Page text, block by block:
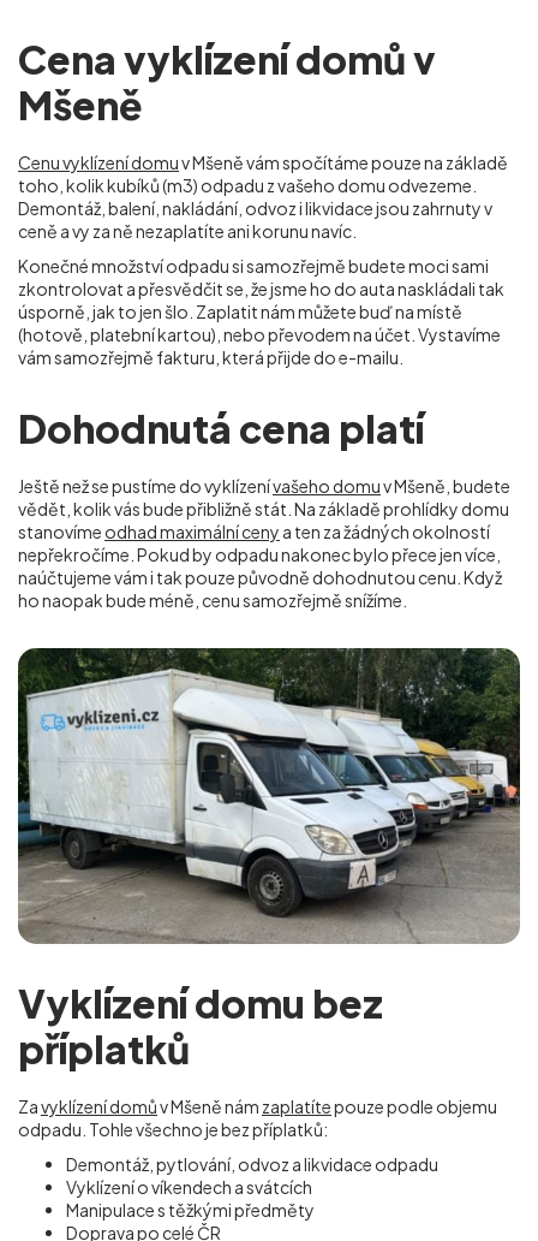
Cena vyklízení domů v
Mšeně
Cenu vyklízení domuv Mšeně vám spočítáme pouze na základě
toho, kolik kubíků (m3) odpadu z vašeho domu odvezeme.
Demontáž, balení, nakládání, odvoz i likvidace jsou zahrnuty v
ceně a vy za ně nezaplatíte ani korunu navíc.
Konečné množství odpadu si samozřejmě budete moci sami
zkontrolovat a přesvědčit se, že jsme ho do auta naskládali tak
úsporně, jak to jen šlo. Zaplatit nám můžete buď na místě
(hotově, platební kartou), nebo převodem na účet. Vystavíme
vám samozřejmě fakturu, která přijde do e-mailu.
Dohodnutá cena platí
Ještě než se pustíme do vyklízenívašeho domuv Mšeně, budete
vědět, kolik vás bude přibližně stát. Na základě prohlídky domu
stanovíme odhad maximální ceny a ten za žádných okolností
nepřekročíme. Pokud by odpadu nakonec bylo přece jen více,
naúčtujeme vám i tak pouze původně dohodnutou cenu. Když
ho naopak bude méně, cenu samozřejmě snížíme.
Vyklízení domu bez
příplatků
Zavyklízení domův Mšeně nám zaplatítepouze podle objemu
odpadu. Tohle všechno je bez příplatků:
Demontáž, pytlování, odvoz a likvidace odpadu
Vyklízení o víkendech a svátcích
Manipulace s těžkými předměty
Doprava po celé ČR